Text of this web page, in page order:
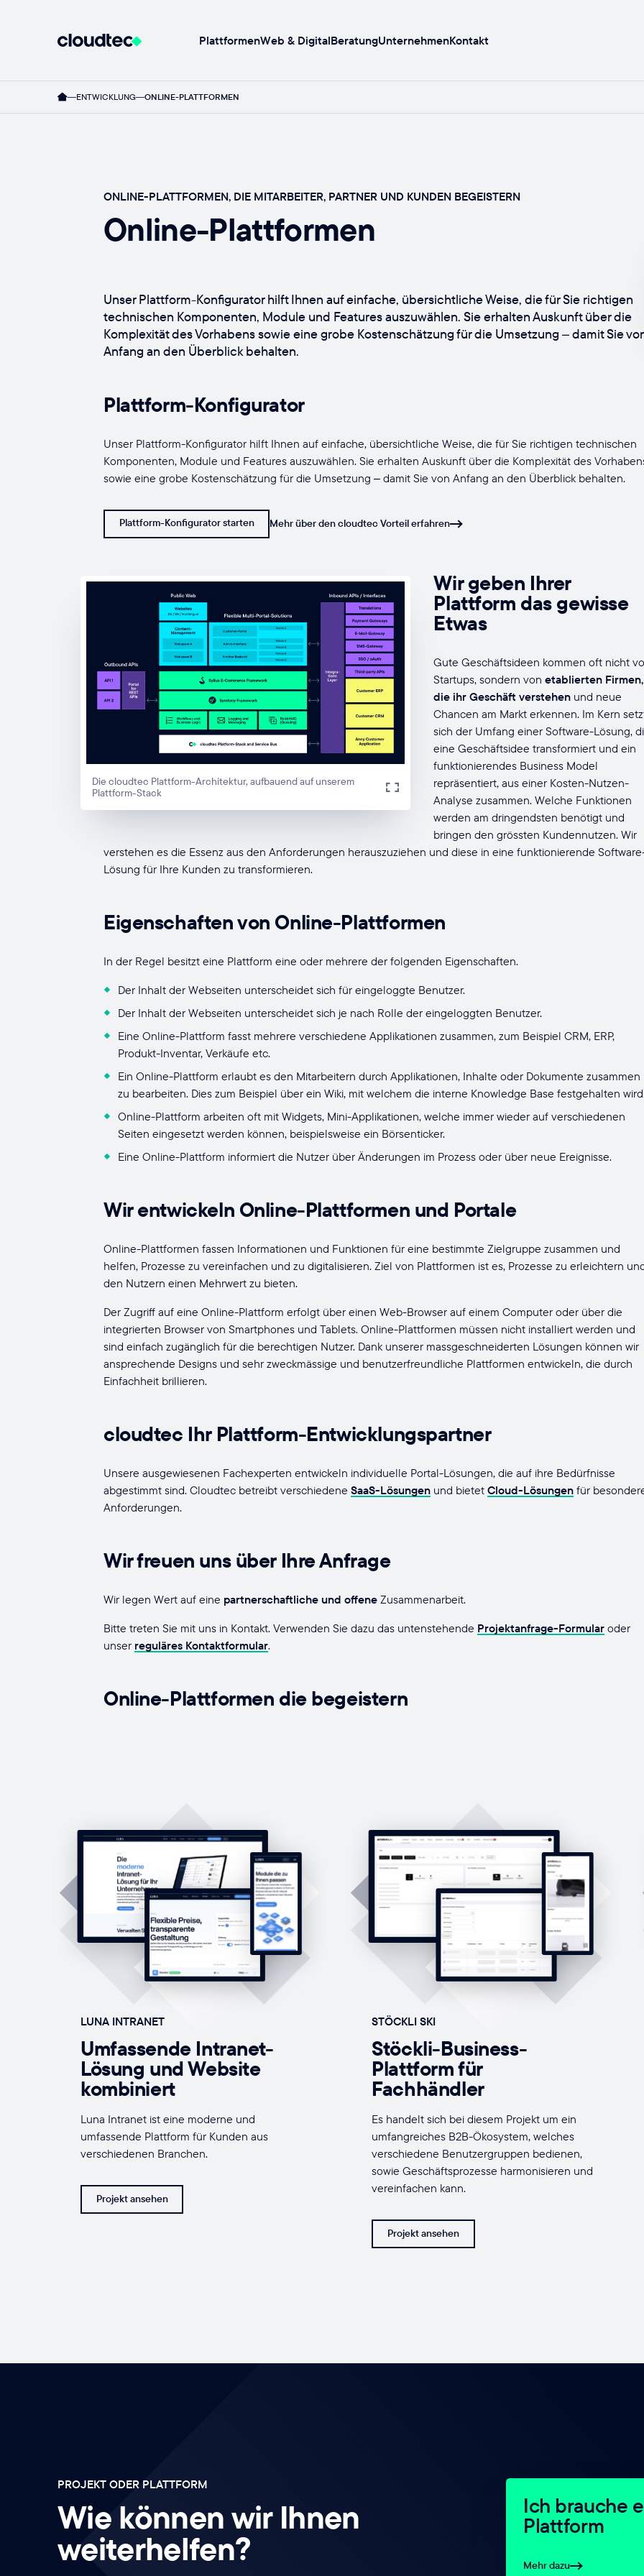
PlattformenWeb & DigitalBeratungUnternehmenKontakt
ENTWICKLUNG ONLINE-PLATTFORMEN
ONLINE-PLATTFORMEN, DIE MITARBEITER, PARTNER UND KUNDEN BEGEISTERN
Online-Plattformen
Unser Plattform-Konfigurator hilft Ihnen auf einfache, übersichtliche Weise, die für Sie richtigen
technischen Komponenten, Module und Features auszuwählen. Sie erhalten Auskunft über die
Komplexität des Vorhabens sowie eine grobe Kostenschätzung für die Umsetzung – damit Sie
Anfang an den Überblick behalten.
Plattform-Konfigurator
Unser Plattform-Konfigurator hilft Ihnen auf einfache, übersichtliche Weise, die für Sie richtigen technischen
Komponenten, Module und Features auszuwählen. Sie erhalten Auskunft über die Komplexität des
sowie eine grobe Kostenschätzung für die Umsetzung – damit Sie von Anfang an den Überblick behalten.
Plattform-Konfigurator starten Mehr über den cloudtec Vorteil erfahren
Die cloudtec Plattform-Architektur, aufbauend auf unserem
Plattform-Stack
Wir geben Ihrer
Plattform das gewisse
Etwas
Gute Geschäftsideen kommen oft nicht
Startups, sondern vonetablierten Firmen,
die ihr Geschäft verstehen und neue
Chancen am Markt erkennen. Im Kern
sich der Umfang einer Software-Lösung,
eine Geschäftsidee transformiert und ein
funktionierendes Business Model
repräsentiert, aus einer Kosten-Nutzen-
Analyse zusammen. Welche Funktionen
werden am dringendsten benötigt und
bringen den grössten Kundennutzen. Wir
verstehen es die Essenz aus den Anforderungen herauszuziehen und diese in eine funktionierende
Lösung für Ihre Kunden zu transformieren.
Eigenschaften von Online-Plattformen
In der Regel besitzt eine Plattform eine oder mehrere der folgenden Eigenschaften.
Der Inhalt der Webseiten unterscheidet sich für eingeloggte Benutzer.
Der Inhalt der Webseiten unterscheidet sich je nach Rolle der eingeloggten Benutzer.
Eine Online-Plattform fasst mehrere verschiedene Applikationen zusammen, zum Beispiel CRM, ERP,
Produkt-Inventar, Verkäufe etc.
Ein Online-Plattform erlaubt es den Mitarbeitern durch Applikationen, Inhalte oder Dokumente zusammen
zu bearbeiten. Dies zum Beispiel über ein Wiki, mit welchem die interne Knowledge Base festgehalten
Online-Plattform arbeiten oft mit Widgets, Mini-Applikationen, welche immer wieder auf verschiedenen
Seiten eingesetzt werden können, beispielsweise ein Börsenticker.
Eine Online-Plattform informiert die Nutzer über Änderungen im Prozess oder über neue Ereignisse.
Wir entwickeln Online-Plattformen und Portale
Online-Plattformen fassen Informationen und Funktionen für eine bestimmte Zielgruppe zusammen und
helfen, Prozesse zu vereinfachen und zu digitalisieren. Ziel von Plattformen ist es, Prozesse zu erleichtern
den Nutzern einen Mehrwert zu bieten.
Der Zugriff auf eine Online-Plattform erfolgt über einen Web-Browser auf einem Computer oder über die
integrierten Browser von Smartphones und Tablets. Online-Plattformen müssen nicht installiert werden und
sind einfach zugänglich für die berechtigen Nutzer. Dank unserer massgeschneiderten Lösungen können wir
ansprechende Designs und sehr zweckmässige und benutzerfreundliche Plattformen entwickeln, die durch
Einfachheit brillieren.
cloudtec Ihr Plattform-Entwicklungspartner
Unsere ausgewiesenen Fachexperten entwickeln individuelle Portal-Lösungen, die auf ihre Bedürfnisse
abgestimmt sind. Cloudtec betreibt verschiedene SaaS-Lösungen und bietet Cloud-Lösungen für
Anforderungen.
Wir freuen uns über Ihre Anfrage
Wir legen Wert auf eine partnerschaftliche und offene Zusammenarbeit.
Bitte treten Sie mit uns in Kontakt. Verwenden Sie dazu das untenstehende Projektanfrage-Formular oder
unser reguläres Kontaktformular.
Online-Plattformen die begeistern
LUNA INTRANET
Umfassende Intranet-
Lösung und Website
kombiniert
Luna Intranet ist eine moderne und
umfassende Plattform für Kunden aus
verschiedenen Branchen.
Projekt ansehen
STÖCKLI SKI
Stöckli-Business-
Plattform für
Fachhändler
Es handelt sich bei diesem Projekt um ein
umfangreiches B2B-Ökosystem, welches
verschiedene Benutzergruppen bedienen,
sowie Geschäftsprozesse harmonisieren und
vereinfachen kann.
Projekt ansehen
PROJEKT ODER PLATTFORM
Wie können wir Ihnen
weiterhelfen?
Ich brauche
Plattform
Mehr dazu